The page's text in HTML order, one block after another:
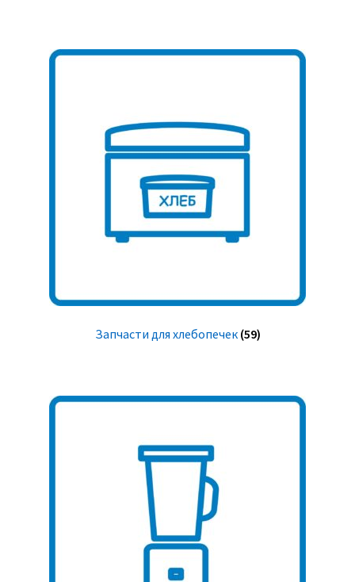
Запчасти для хлебопечек (59)